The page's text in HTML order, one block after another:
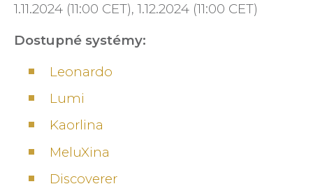
1.11.2024 (11:00 CET), 1.12.2024 (11:00 CET)
Dostupné systémy:
Leonardo
Lumi
Kaorlina
MeluXina
Discoverer